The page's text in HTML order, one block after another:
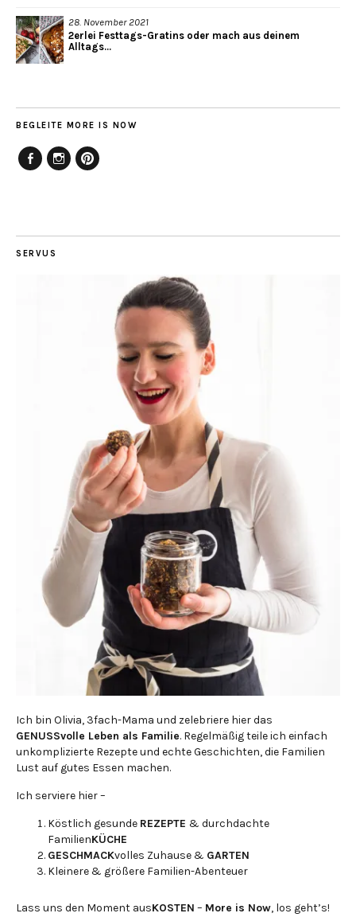
28. November 2021
2erlei Festtags-Gratins oder mach aus deinem
Alltags...
BEGLEITE MORE IS NOW
SERVUS
Ich bin Olivia, 3fach-Mama und zelebriere hier das
GENUSSvolle Leben als Familie. Regelmäßig teile ich einfach
unkomplizierte Rezepte und echte Geschichten, die Familien
Lust auf gutes Essen machen.
Ich serviere hier –
Köstlich gesunde REZEPTE & durchdachte
FamilienKÜCHE
GESCHMACKvolles Zuhause & GARTEN
Kleinere & größere Familien-Abenteuer
Lass uns den Moment ausKOSTEN – More is Now, los geht’s!